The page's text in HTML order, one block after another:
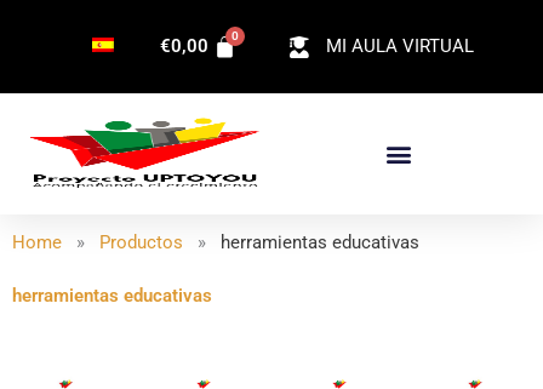
MI AULA VIRTUAL
€0,00
Home » Productos » herramientas educativas
herramientas educativas